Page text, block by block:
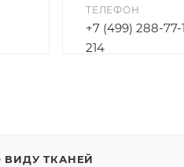
ТЕЛЕФОН
+7 (499) 288-77-
214
ВИДУ ТКАНЕЙ